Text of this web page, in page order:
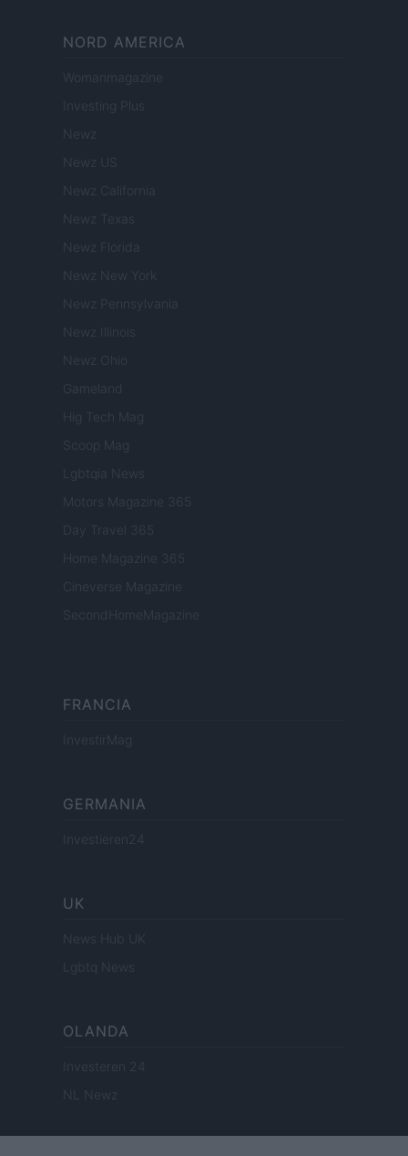
NORD AMERICA
Womanmagazine
Investing Plus
Newz
Newz US
Newz California
Newz Texas
Newz Florida
Newz New York
Newz Pennsylvania
Newz Illinois
Newz Ohio
Gameland
Hig Tech Mag
Scoop Mag
Lgbtqia News
Motors Magazine 365
Day Travel 365
Home Magazine 365
Cineverse Magazine
SecondHomeMagazine
FRANCIA
InvestirMag
GERMANIA
Investieren24
UK
News Hub UK
Lgbtq News
OLANDA
Investeren 24
NL Newz